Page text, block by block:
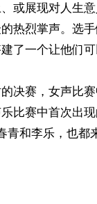
、或展现对人生
热烈掌声。选
了一个让他们可
决赛，女声比
比赛中首次出
青和李乐，也都